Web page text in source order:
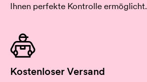
Ihnen perfekte Kontrolle ermöglicht.
Kostenloser Versand